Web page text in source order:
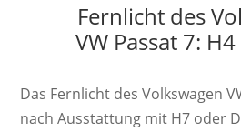
Fernlicht des
VW Passat 7:
Das Fernlicht des Volkswagen
nach Ausstattung mit H7 oder